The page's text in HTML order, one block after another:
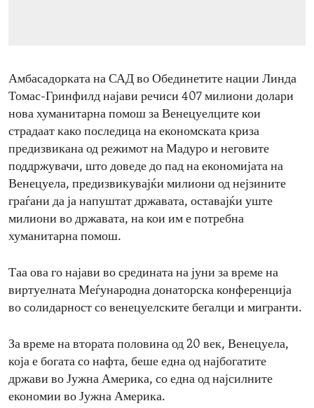
Амбасадорката на САД во Обединетите нации Линда
Томас-Гринфилд најави речиси 407 милиони долари
нова хуманитарна помош за Венецуелците кои
страдаат како последица на економската криза
предизвикана од режимот на Мадуро и неговите
поддржувачи, што доведе до пад на економијата на
Венецуела, предизвикувајќи милиони од нејзините
граѓани да ја напуштат државата, оставајќи уште
милиони во државата, на кои им е потребна
хуманитарна помош.
Таа ова го најави во средината на јуни за време на
виртуелната Меѓународна донаторска конференција
во солидарност со венецуелските бегалци и мигранти.
За време на втората половина од 20 век, Венецуела,
која е богата со нафта, беше една од најбогатите
држави во Јужна Америка, со една од најсилните
економии во Јужна Америка.